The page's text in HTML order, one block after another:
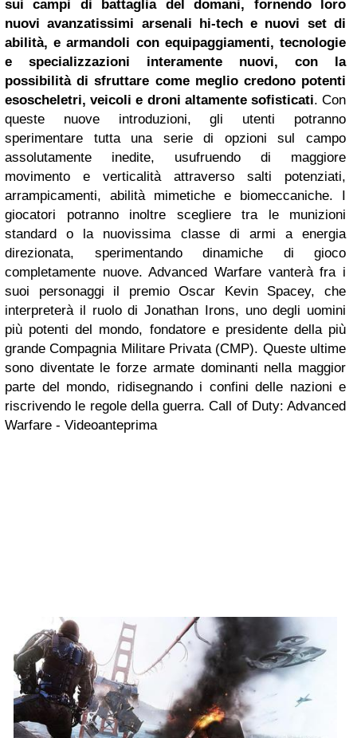
sui campi di battaglia del domani, fornendo loro
nuovi avanzatissimi arsenali hi-tech e nuovi set di
abilità, e armandoli con equipaggiamenti, tecnologie
e specializzazioni interamente nuovi, con la
possibilità di sfruttare come meglio credono potenti
esoscheletri, veicoli e droni altamente sofisticati. Con
queste nuove introduzioni, gli utenti potranno
sperimentare tutta una serie di opzioni sul campo
assolutamente inedite, usufruendo di maggiore
movimento e verticalità attraverso salti potenziati,
arrampicamenti, abilità mimetiche e biomeccaniche. I
giocatori potranno inoltre scegliere tra le munizioni
standard o la nuovissima classe di armi a energia
direzionata, sperimentando dinamiche di gioco
completamente nuove. Advanced Warfare vanterà fra i
suoi personaggi il premio Oscar Kevin Spacey, che
interpreterà il ruolo di Jonathan Irons, uno degli uomini
più potenti del mondo, fondatore e presidente della più
grande Compagnia Militare Privata (CMP). Queste ultime
sono diventate le forze armate dominanti nella maggior
parte del mondo, ridisegnando i confini delle nazioni e
riscrivendo le regole della guerra.Call of Duty: Advanced
Warfare - Videoanteprima